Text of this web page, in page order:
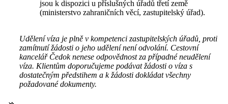
jsou k dispozici u příslušných úřadů třetí země
(ministerstvo zahraničních věcí, zastupitelský úřad).
Udělení víza je plně v kompetenci zastupitelských úřadů, proti
zamítnutí žádosti o jeho udělení není odvolání. Cestovní
kancelář Čedok nenese odpovědnost za případné neudělení
víza. Klientům doporučujeme podávat žádosti o víza s
dostatečným předstihem a k žádosti dokládat všechny
požadované dokumenty.